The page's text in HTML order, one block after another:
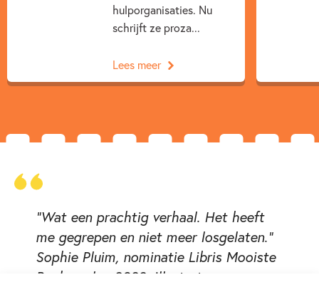
hulporganisaties. Nu
schrijft ze proza...
Lees meer
“Wat een prachtig verhaal. Het heeft
me gegrepen en niet meer losgelaten.”
Sophie Pluim, nominatie Libris Mooiste
Boekomslag 2022, illustrator